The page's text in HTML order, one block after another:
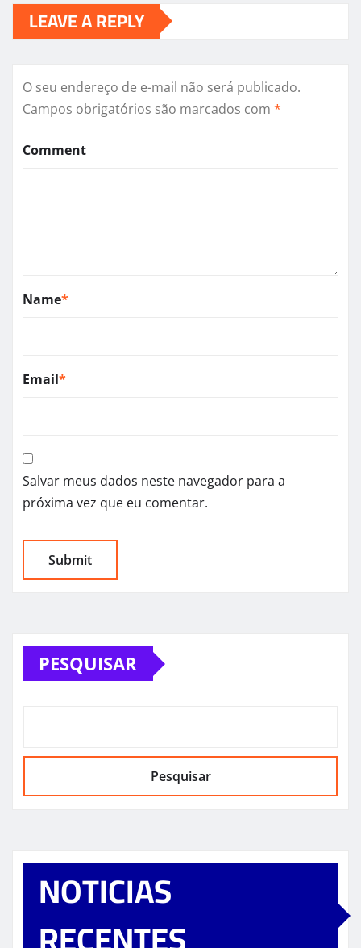
LEAVE A REPLY
O seu endereço de e-mail não será publicado.
Campos obrigatórios são marcados com *
Comment
Name*
Email*
Salvar meus dados neste navegador para a
próxima vez que eu comentar.
PESQUISAR
Pesquisar
NOTICIAS